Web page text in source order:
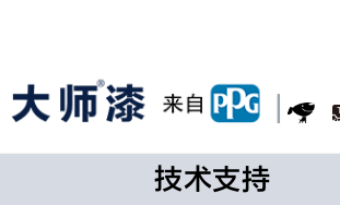
技术支持